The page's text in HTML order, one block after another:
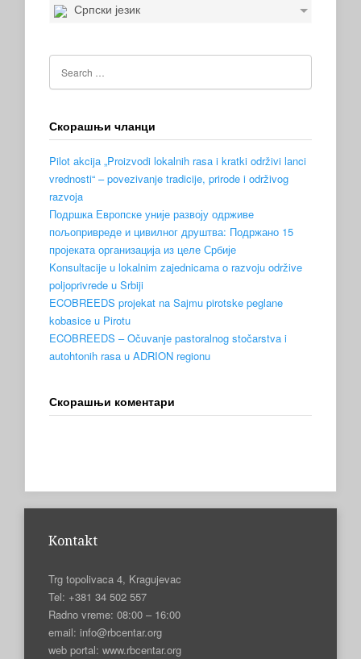
Српски језик
Скорашњи чланци
Pilot akcija „Proizvodi lokalnih rasa i kratki održivi lanci
vrednosti“ – povezivanje tradicije, prirode i održivog
razvoja
Подршка Европске уније развоју одрживе
пољопривреде и цивилног друштва: Подржано 15
пројеката организација из целе Србије
Konsultacije u lokalnim zajednicama o razvoju održive
poljoprivrede u Srbiji
ECOBREEDS projekat na Sajmu pirotske peglane
kobasice u Pirotu
ECOBREEDS – Očuvanje pastoralnog stočarstva i
autohtonih rasa u ADRION regionu
Скорашњи коментари
Kontakt
Trg topolivaca 4, Kragujevac
Tel: +381 34 502 557
Radno vreme: 08:00 – 16:00
email: info@rbcentar.org
web portal: www.rbcentar.org